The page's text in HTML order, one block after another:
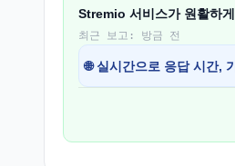
Stremio 서비스가 원활하
최근 보고: 방금 전
🌐 실시간으로 응답 시간,